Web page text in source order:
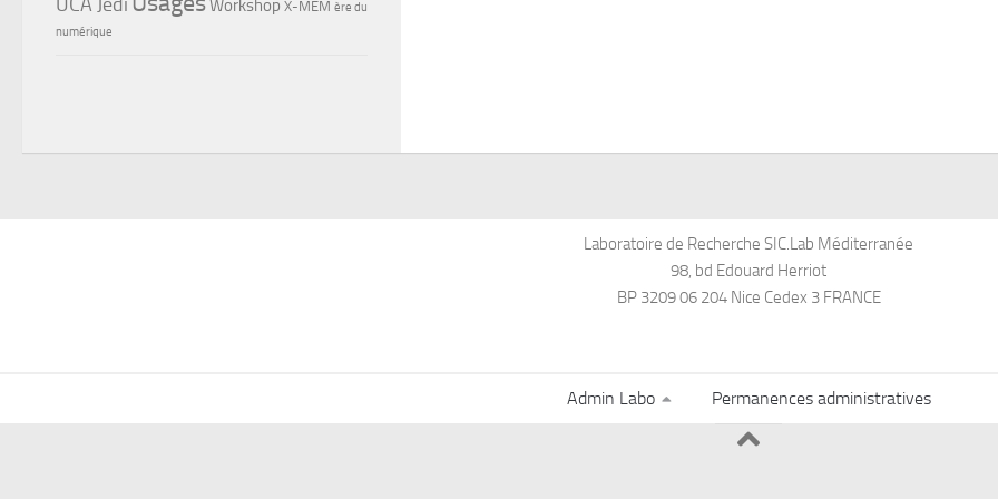
Workshop X-MEM ère du
numérique
Laboratoire de Recherche SIC.Lab Méditerranée
98, bd Edouard Herriot
BP 3209 06 204 Nice Cedex 3 FRANCE
Admin Labo Permanences administratives